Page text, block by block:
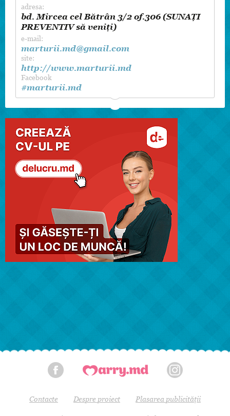
adresa:
bd. Mircea cel Bătrân 3/2 of.306 (SUNAȚI
PREVENTIV să veniți)
e-mail:
marturii.md@gmail.com
site:
http://www.marturii.md
Facebook
#marturii.md
Contacte Despre proiect Plasarea publicității